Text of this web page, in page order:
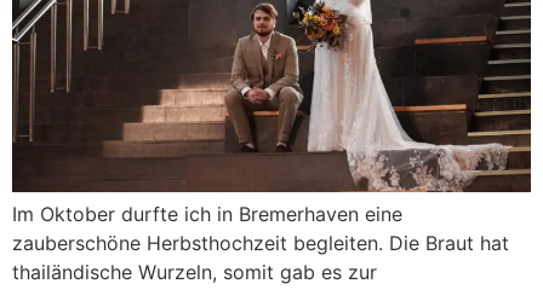
Im Oktober durfte ich in Bremerhaven eine
zauberschöne Herbsthochzeit begleiten. Die Braut hat
thailändische Wurzeln, somit gab es zur